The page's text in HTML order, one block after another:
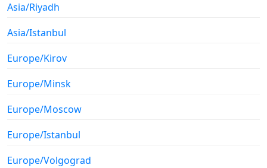
Asia/Riyadh
Asia/Istanbul
Europe/Kirov
Europe/Minsk
Europe/Moscow
Europe/Istanbul
Europe/Volgograd